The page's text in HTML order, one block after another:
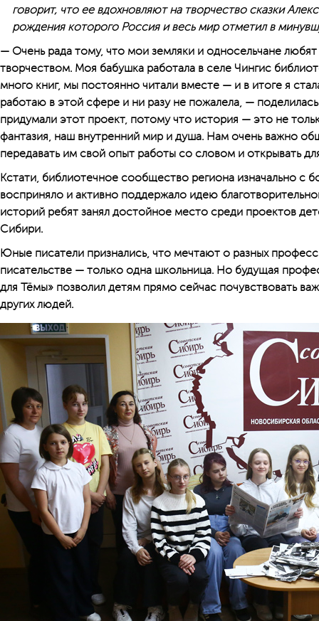
говорит, что ее вдохновляют на творчество сказки
рождения которого Россия и весь мир отметил в
— Очень рада тому, что мои земляки и односельчане
творчеством. Моя бабушка работала в селе Чингис
много книг, мы постоянно читали вместе — и в итоге я
работаю в этой сфере и ни разу не пожалела, —
придумали этот проект, потому что история — это не
фантазия, наш внутренний мир и душа. Нам очень важно
передавать им свой опыт работы со словом и открывать
Кстати, библиотечное сообщество региона изначально с
восприняло и активно поддержало идею
историй ребят занял достойное место среди проектов
Сибири.
Юные писатели признались, что мечтают о разных
писательстве — только одна школьница. Но будущая
для Тёмы» позволил детям прямо сейчас почувствовать
других людей.